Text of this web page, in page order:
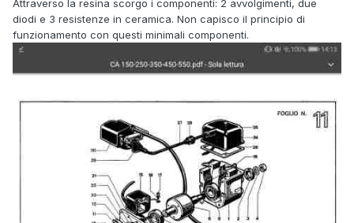
Attraverso la resina scorgo i componenti: 2 avvolgimenti, due
diodi e 3 resistenze in ceramica. Non capisco il principio di
funzionamento con questi minimali componenti.